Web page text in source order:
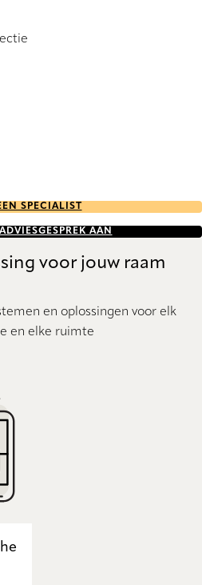
SPECIALIST
AAN
voor jouw raam
en oplossingen voor elk
en elke ruimte